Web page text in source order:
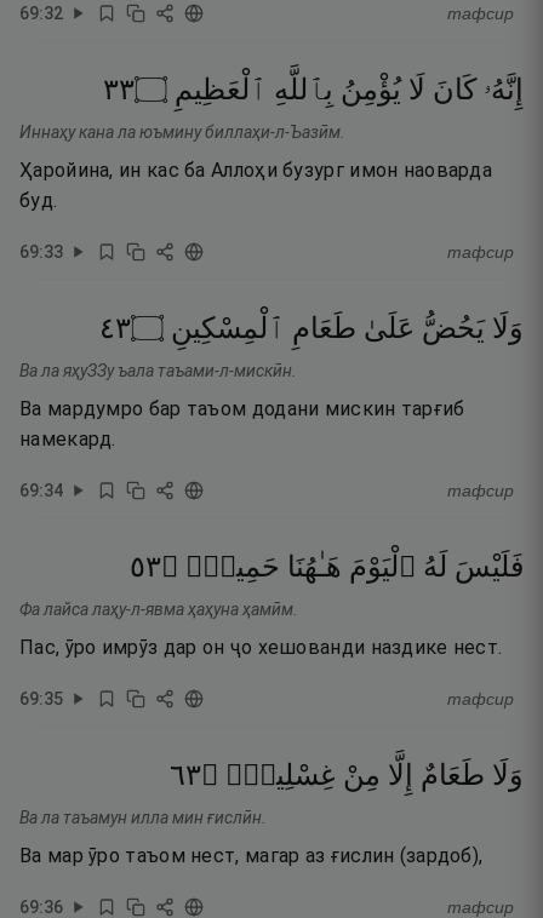
69:32 тафсир
إِنَّهُۥ كَانَ لَا يُؤْمِنُ بِٱللَّهِ ٱلْعَظِيمِ ۝٣٣
Иннаҳу кана ла юъмину биллаҳи-л-Ъазӣм.
Ҳаройина, ин кас ба Аллоҳи бузург имон наоварда
буд.
69:33 тафсир
وَلَا يَحُضُّ عَلَىٰ طَعَامِ ٱلْمِسْكِينِ ۝٣٤
Ва ла яҳуЗЗу ъала таъами-л-мискӣн.
Ва мардумро бар таъом додани мискин тарғиб
намекард.
69:34 тафсир
فَلَيْسَ لَهُ ٱلْيَوْمَ هَـٰهُنَا حَمِيمٌۭ ۝٣٥
Фа лайса лаҳу-л-явма ҳаҳуна ҳамӣм.
Пас, ӯро имрӯз дар он ҷо хешованди наздике нест.
69:35 тафсир
وَلَا طَعَامٌ إِلَّا مِنْ غِسْلِينٍۢ ۝٣٦
Ва ла таъамун илла мин ғислӣн.
Ва мар ӯро таъом нест, магар аз ғислин (зардоб),
69:36 тафсир